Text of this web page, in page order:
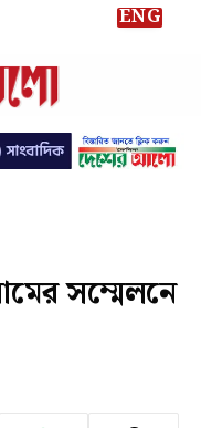
ENG
সম্মেলনে